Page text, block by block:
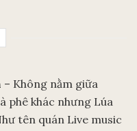
– Không nằm giữa
phê khác nhưng Lúa
tên quán Live music